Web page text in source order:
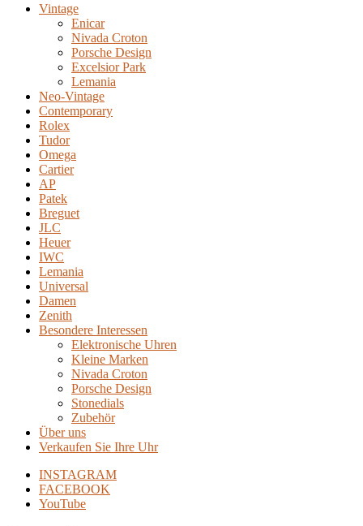
Vintage
Enicar
Nivada Croton
Porsche Design
Excelsior Park
Lemania
Neo-Vintage
Contemporary
Rolex
Tudor
Omega
Cartier
AP
Patek
Breguet
JLC
Heuer
IWC
Lemania
Universal
Damen
Zenith
Besondere Interessen
Elektronische Uhren
Kleine Marken
Nivada Croton
Porsche Design
Stonedials
Zubehör
Über uns
Verkaufen Sie Ihre Uhr
INSTAGRAM
FACEBOOK
YouTube